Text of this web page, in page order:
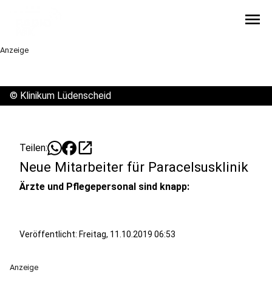
menu
Anzeige
© Klinikum Lüdenscheid
Teilen: open_in_new
Neue Mitarbeiter für Paracelsusklinik
Ärzte und Pflegepersonal sind knapp:
Veröffentlicht: Freitag, 11.10.2019 06:53
Anzeige